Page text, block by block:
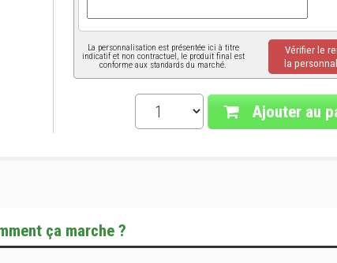
La personnalisation est présentée ici à titre
indicatif et non contractuel, le produit final est
conforme aux standards du marché.
Vérifier le
la
Ajouter au
ça marche ?